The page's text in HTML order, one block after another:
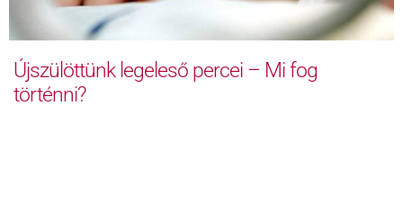
Újszülöttünk legeleső percei – Mi fog
történni?